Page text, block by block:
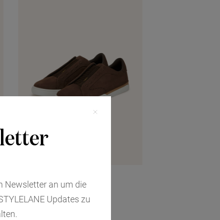
FENDI
€890,00
Newsletter an um die
Updates zu